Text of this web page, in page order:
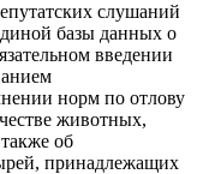
слушаний
базы данных о
введении
норм по отлову
животных,
об
принадлежащих